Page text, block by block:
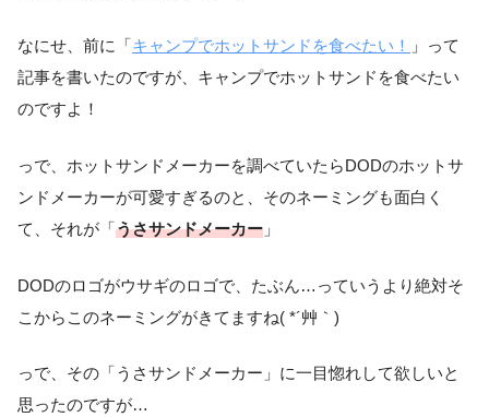
なにせ、前に「キャンプでホットサンドを食べたい！
」って
記事を書いたのですが、キャンプでホットサンドを食べたい
のですよ！
っで、ホットサンドメーカーを調べていたらDODのホットサ
ンドメーカーが可愛すぎるのと、そのネーミングも面白く
て、それが「うさサンドメーカー 」
DODのロゴがウサギのロゴで、たぶん…っていうより絶対そ
こからこのネーミングがきてますね( *´艸｀)
っで、その「うさサンドメーカー」に一目惚れして欲しいと
思ったのですが…